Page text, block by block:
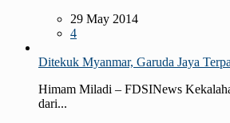
29 May 2014
4
Ditekuk Myanmar, Garuda Jaya
Himam Miladi – FDSINews
dari...